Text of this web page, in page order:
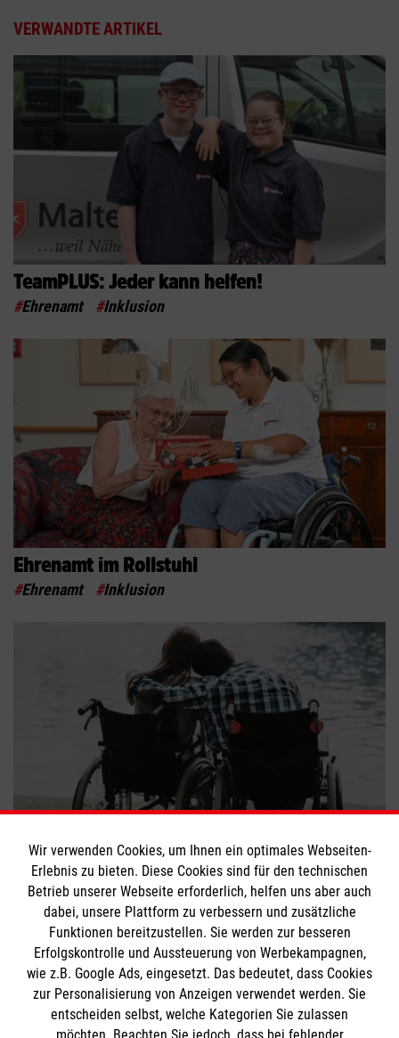
VERWANDTE ARTIKEL
TeamPLUS: Jeder kann helfen!
#Ehrenamt #Inklusion
Ehrenamt im Rollstuhl
#Ehrenamt #Inklusion
Leben im Rollstuhl
Inklusion #Ehrenamt
Bewerte diesen Artikel
Wir verwenden Cookies, um Ihnen ein optimales Webseiten-
Erlebnis zu bieten. Diese Cookies sind für den technischen
Betrieb unserer Webseite erforderlich, helfen uns aber auch
dabei, unsere Plattform zu verbessern und zusätzliche
Funktionen bereitzustellen. Sie werden zur besseren
Erfolgskontrolle und Aussteuerung von Werbekampagnen,
wie z.B. Google Ads, eingesetzt. Das bedeutet, dass Cookies
zur Personalisierung von Anzeigen verwendet werden. Sie
entscheiden selbst, welche Kategorien Sie zulassen